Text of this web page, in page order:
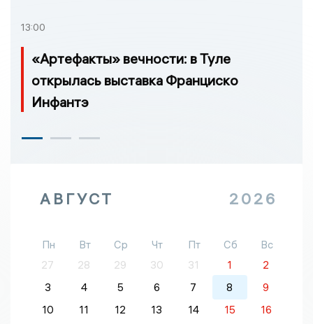
13:00
«Артефакты» вечности: в Туле
открылась выставка Франциско
Инфантэ
АВГУСТ 2026
Пн Вт Ср Чт Пт Сб
Вс
27
28 29 30 31 1
2
3
4 5 6 7 8
9
10
11 12 13 14 15
16